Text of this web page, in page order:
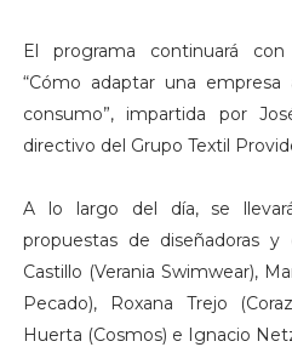
El programa continuará
“Cómo adaptar una
consumo”, impartida por
directivo del Grupo Textil
A lo largo del día, se
propuestas de diseñadoras y
Castillo (Verania Swimwear),
Pecado), Roxana Trejo
Huerta (Cosmos) e Ignacio